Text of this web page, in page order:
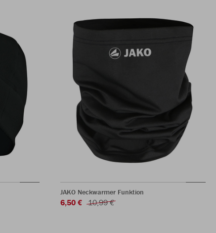
JAKO Neckwarmer Funktion
6,50 € 10,99 €